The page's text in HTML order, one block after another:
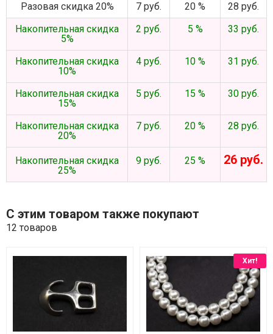
Разовая скидка 20%
7 руб. 20 %
28 руб.
Накопительная скидка
5%
2 руб. 5 % 33 руб.
Накопительная скидка
10%
4 руб. 10 % 31 руб.
Накопительная скидка
15%
5 руб. 15 % 30 руб.
Накопительная скидка
20%
7 руб. 20 % 28 руб.
Накопительная скидка
25%
9 руб. 25 % 26 руб.
С этим товаром также покупают
12 товаров
Хит!